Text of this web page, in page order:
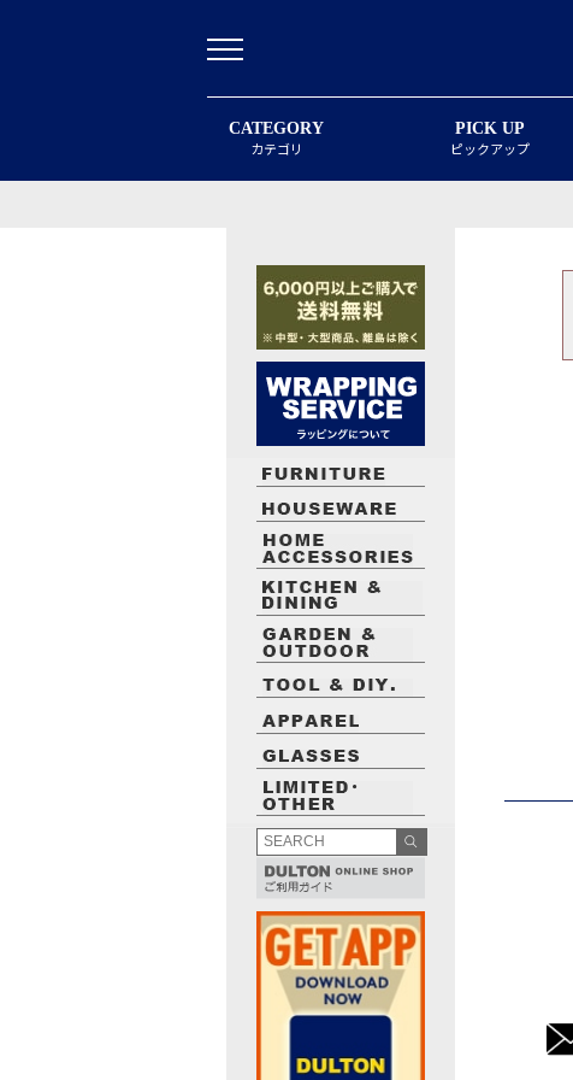
CATEGORY
カテゴリ
PICK UP
ピックアップ